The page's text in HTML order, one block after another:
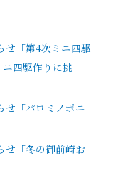
せ「第4次ミニ四駆
四駆作りに挑
せ「パロミノポニ
せ「冬の御前崎お